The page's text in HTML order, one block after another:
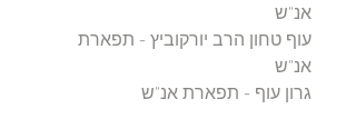
אנ"ש
עוף טחון הרב יורקוביץ - תפארת
אנ"ש
גרון עוף - תפארת אנ"ש